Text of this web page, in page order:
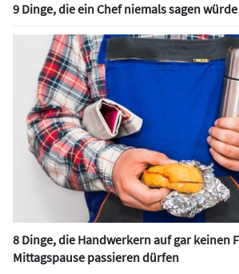
9 Dinge, die ein Chef niemals sagen würde
8 Dinge, die Handwerkern auf gar keinen
Mittagspause passieren dürfen